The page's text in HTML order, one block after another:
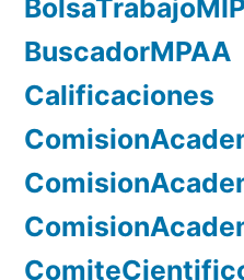
BuscadorMPAA
Calificaciones